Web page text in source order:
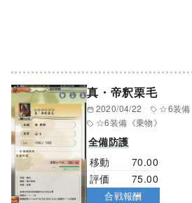
真・帝釈栗毛
2020/04/22
☆6装備
☆6装備 《乗物》
全備防護
移動
70.00
評価
75.00
合戦報酬